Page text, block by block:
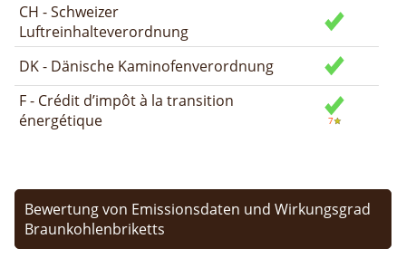
CH - Schweizer
Luftreinhalteverordnung
DK - Dänische Kaminofenverordnung
F - Crédit d’impôt à la transition
énergétique
Bewertung von Emissionsdaten und Wirkungsgrad
Braunkohlenbriketts